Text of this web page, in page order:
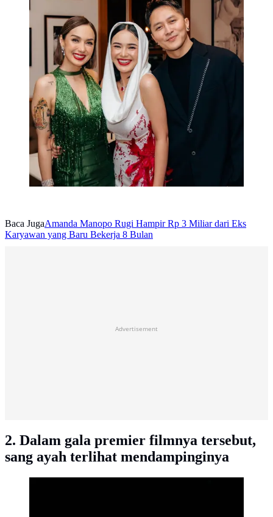
Baca JugaAmanda Manopo Rugi Hampir Rp 3 Miliar dari Eks
Karyawan yang Baru Bekerja 8 Bulan
Advertisement
2. Dalam gala premier filmnya tersebut,
sang ayah terlihat mendampinginya